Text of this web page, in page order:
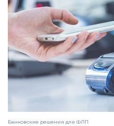
Банковские решения для ФЛП